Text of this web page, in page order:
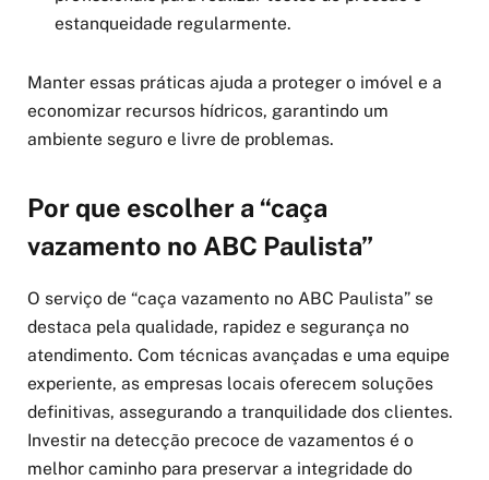
estanqueidade regularmente.
Manter essas práticas ajuda a proteger o imóvel e a
economizar recursos hídricos, garantindo um
ambiente seguro e livre de problemas.
Por que escolher a “caça
vazamento no ABC Paulista”
O serviço de “caça vazamento no ABC Paulista” se
destaca pela qualidade, rapidez e segurança no
atendimento. Com técnicas avançadas e uma equipe
experiente, as empresas locais oferecem soluções
definitivas, assegurando a tranquilidade dos clientes.
Investir na detecção precoce de vazamentos é o
melhor caminho para preservar a integridade do